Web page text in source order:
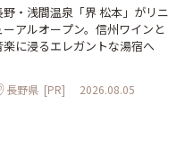
野・浅間温泉「界 松本」がリニ
ーアルオープン。信州ワインと
楽に浸るエレガントな湯宿へ
長野県 [PR] 2026.08.05